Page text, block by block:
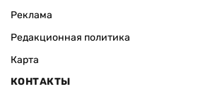
Реклама
Редакционная политика
Карта
КОНТАКТЫ